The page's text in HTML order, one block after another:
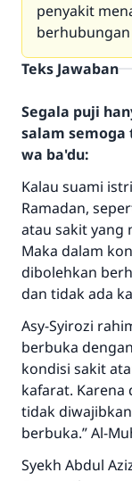
penyakit
berhubungan
Teks Jawaban
Segala puji
salam
wa ba'du:
Kalau suami
Ramadan,
atau sakit yang
Maka dalam
dibolehkan
dan tidak ada
Asy-Syirozi
berbuka
kondisi sakit
kafarat. Karena
tidak
berbuka.” Al-
Syekh Abdul